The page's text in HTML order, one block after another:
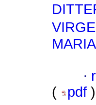
·
(
pdf )